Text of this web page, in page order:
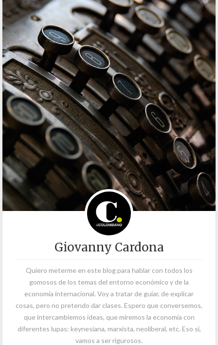
Giovanny Cardona
Quiero meterme en este blog para hablar con todos los
gomosos de los temas del entorno económico y de la
economía internacional. Voy a tratar de guiar, de explicar
cosas, pero no pretendo dar clases. Espero que conversemos,
que intercambiemos ideas, que miremos la economía con
diferentes lupas: keynesiana, marxista, neoliberal, etc. Eso sí,
vamos a ser rigurosos.